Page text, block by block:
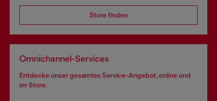
Store finden
Omnichannel-Services
Entdecke unser gesamtes Service-Angebot, online und
im Store.